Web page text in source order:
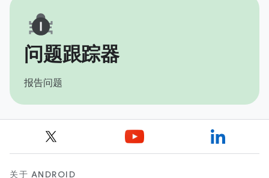
问题跟踪器
报告问题
关于 ANDROID